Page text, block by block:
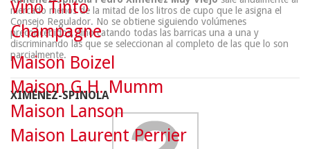
mercado menos de la mitad de los litros de cupo que le asigna el
Consejo Regulador. No se obtiene siguiendo volúmenes
preconcebidos, sino catando todas las barricas una a una y
discriminando las que se seleccionan al completo de las que lo son
parcialmente.
XIMÉNEZ-SPINOLA
Vino Tinto
Champagne
Maison Boizel
Maison G.H. Mumm
Maison Lanson
Maison Laurent Perrier